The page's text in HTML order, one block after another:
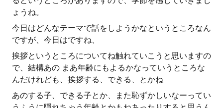
ょうね。
今日はどんなテーマで話をしようかなというところなん
ですが、今日はですね、
挨拶というところについてね触れていこうと思いますの
で、結構あの まあ年齢にもよるかなっていうところな
んだけれども、挨拶する、できる、とかね
あのする子、できる子とか、また恥ずかしいなーってい